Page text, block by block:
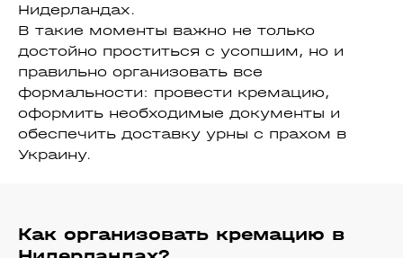
Нидерландах.
В такие моменты важно не только
достойно проститься с усопшим, но и
правильно организовать все
формальности: провести кремацию,
оформить необходимые документы и
обеспечить доставку урны с прахом в
Украину.
Как организовать кремацию в